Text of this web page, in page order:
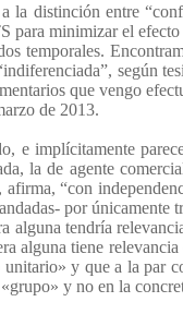
la distinción entre
para minimizar el
temporales.
según
que vengo
de 2013.
e implícitamente
la de agente
“con
por
alguna tendría
alguna tiene
y que a la par
y no en la